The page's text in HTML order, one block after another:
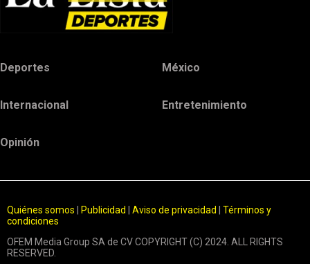
Deportes México
Internacional Entretenimiento
Opinión
Quiénes somos Publicidad Aviso de privacidad
Términos y
condiciones
OFEM Media Group SA de CV COPYRIGHT (C) 2024. ALL RIGHTS
RESERVED.